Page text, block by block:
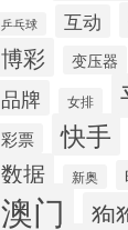
乒乓球 互动
博彩 变压器
品牌 女排
彩票 快手
数据 新奥
澳门 狗